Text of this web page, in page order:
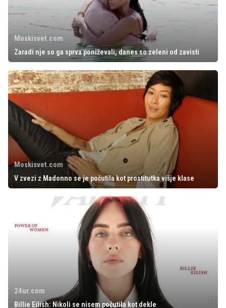
Moskisvet.com
Zaradi nje so ga sprva poniževali, danes so zeleni od zavisti
Moskisvet.com
V zvezi z Madonno se je počutila kot prostitutka višje klase
24ur.com
Billie Eilish: Nikoli se nisem počutila kot dekle